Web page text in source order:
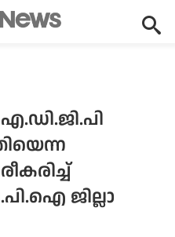
ജില്ലാ